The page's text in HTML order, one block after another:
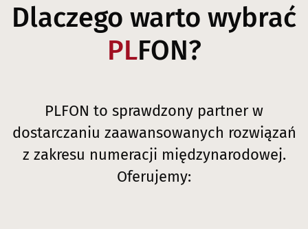
Dlaczego warto wybrać
PLFON?
PLFON to sprawdzony partner w
dostarczaniu zaawansowanych rozwiązań
z zakresu numeracji międzynarodowej.
Oferujemy: